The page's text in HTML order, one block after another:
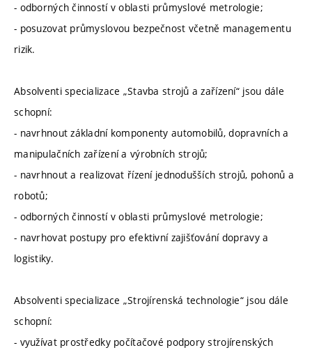
- odborných činností v oblasti průmyslové metrologie;
- posuzovat průmyslovou bezpečnost včetně managementu
rizik.
Absolventi specializace „Stavba strojů a zařízení“ jsou dále
schopní:
- navrhnout základní komponenty automobilů, dopravních a
manipulačních zařízení a výrobních strojů;
- navrhnout a realizovat řízení jednodušších strojů, pohonů a
robotů;
- odborných činností v oblasti průmyslové metrologie;
- navrhovat postupy pro efektivní zajišťování dopravy a
logistiky.
Absolventi specializace „Strojírenská technologie“ jsou dále
schopní:
- využívat prostředky počítačové podpory strojírenských